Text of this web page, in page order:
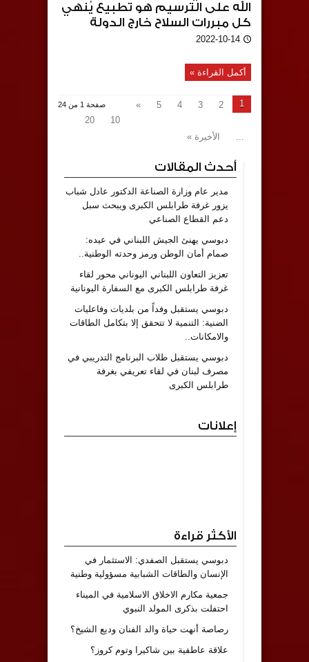
الله على الترسيم هو تطبيع يُنهي
كل مبررات السلاح خارج الدولة
2022-10-14
أكمل القراءة »
صفحة 1 من 24 1
2
3
4
5
»
10
20
...
الأخيرة »
أحدث المقالات
مدير عام وزارة الصناعة الدكتور عادل شباب
يزور غرفة طرابلس الكبرى ويبحث سبل
دعم القطاع الصناعي
دبوسي يهنئ الجيش اللبناني في عيده:
صمام أمان الوطن ورمز وحدته الوطنية..
تعزيز التعاون اللبناني اليوناني محور لقاء
غرفة طرابلس الكبرى مع السفارة اليونانية
دبوسي يستقبل وفداً من بلديات وفاعليات
الضنية: التنمية لا تتحقق إلا بتكامل الطاقات
والامكانات..
دبوسي يستقبل طلاب البرنامج التدريبي في
مصرف لبنان في لقاء تعريفي بغرفة
طرابلس الكبرى
إعلانات
الأكثر قراءة
دبوسي يستقبل الصفدي: الاستثمار في
الإنسان والطاقات الشبابية مسؤولية وطنية
جمعية مكارم الاخلاق الاسلامية في الميناء
احتفلت بذكرى المولد النبوي
رصاصة أنهت حياة والد الفنان وديع الشيخ؟
علاقة عاطفية بين شاكيرا وتوم كروز؟